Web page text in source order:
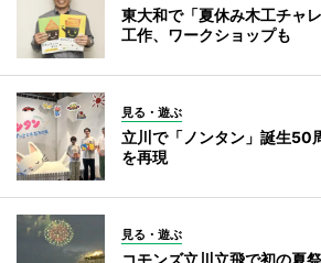
東大和で「夏休み木工チャ
工作、ワークショップも
見る・遊ぶ
立川で「ノンタン」誕生
を再現
見る・遊ぶ